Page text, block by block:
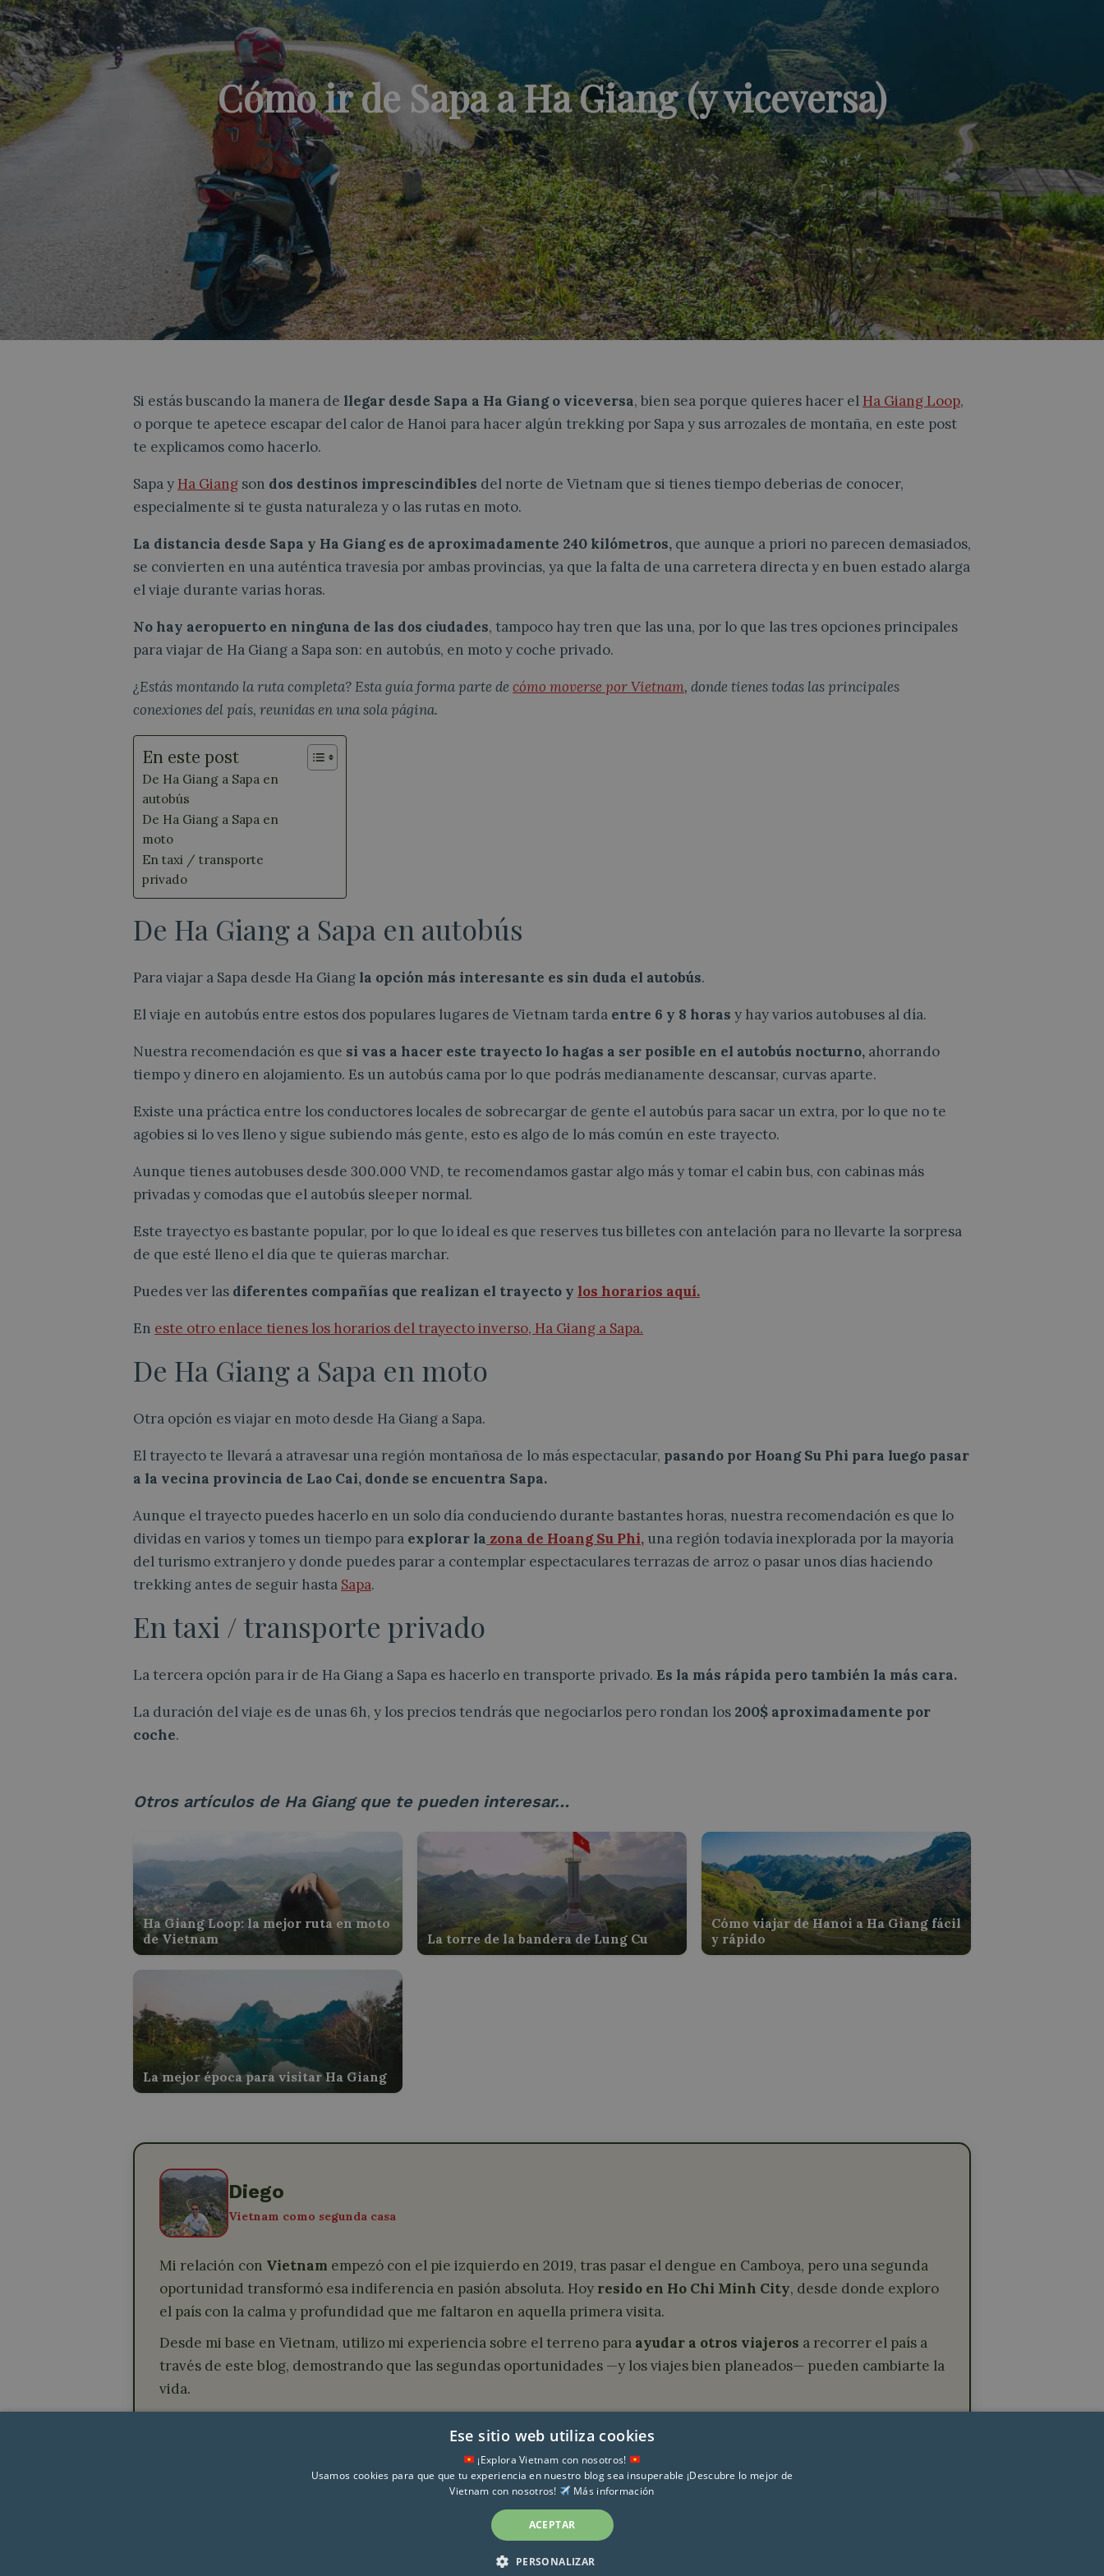
Cómo ir de Sapa a Ha Giang (y viceversa)
Si estás buscando la manera de llegar desde Sapa a Ha Giang o viceversa, bien sea porque quieres hacer el Ha Giang Loop,
o porque te apetece escapar del calor de Hanoi para hacer algún trekking por Sapa y sus arrozales de montaña, en este post
te explicamos como hacerlo.
Sapa y Ha Giang son dos destinos imprescindibles del norte de Vietnam que si tienes tiempo deberias de conocer,
especialmente si te gusta naturaleza y o las rutas en moto.
La distancia desde Sapa y Ha Giang es de aproximadamente 240 kilómetros, que aunque a priori no parecen demasiados,
se convierten en una auténtica travesía por ambas provincias, ya que la falta de una carretera directa y en buen estado alarga
el viaje durante varias horas.
No hay aeropuerto en ninguna de las dos ciudades, tampoco hay tren que las una, por lo que las tres opciones principales
para viajar de Ha Giang a Sapa son: en autobús, en moto y coche privado.
¿Estás montando la ruta completa? Esta guía forma parte de cómo moverse por Vietnam, donde tienes todas las principales
conexiones del país, reunidas en una sola página.
En este post
De Ha Giang a Sapa en
autobús
De Ha Giang a Sapa en
moto
En taxi / transporte
privado
De Ha Giang a Sapa en autobús
Para viajar a Sapa desde Ha Giang la opción más interesante es sin duda el autobús.
El viaje en autobús entre estos dos populares lugares de Vietnam tarda entre 6 y 8 horas y hay varios autobuses al día.
Nuestra recomendación es que si vas a hacer este trayecto lo hagas a ser posible en el autobús nocturno, ahorrando
tiempo y dinero en alojamiento. Es un autobús cama por lo que podrás medianamente descansar, curvas aparte.
Existe una práctica entre los conductores locales de sobrecargar de gente el autobús para sacar un extra, por lo que no te
agobies si lo ves lleno y sigue subiendo más gente, esto es algo de lo más común en este trayecto.
Aunque tienes autobuses desde 300.000 VND, te recomendamos gastar algo más y tomar el cabin bus, con cabinas más
privadas y comodas que el autobús sleeper normal.
Este trayectyo es bastante popular, por lo que lo ideal es que reserves tus billetes con antelación para no llevarte la sorpresa
de que esté lleno el día que te quieras marchar.
Puedes ver las diferentes compañías que realizan el trayecto y los horarios aquí.
En este otro enlace tienes los horarios del trayecto inverso, Ha Giang a Sapa.
De Ha Giang a Sapa en moto
Otra opción es viajar en moto desde Ha Giang a Sapa.
El trayecto te llevará a atravesar una región montañosa de lo más espectacular, pasando por Hoang Su Phi para luego pasar
a la vecina provincia de Lao Cai, donde se encuentra Sapa.
Aunque el trayecto puedes hacerlo en un solo día conduciendo durante bastantes horas, nuestra recomendación es que lo
dividas en varios y tomes un tiempo para explorar la zona de Hoang Su Phi, una región todavía inexplorada por la mayoría
del turismo extranjero y donde puedes parar a contemplar espectaculares terrazas de arroz o pasar unos días haciendo
trekking antes de seguir hasta Sapa.
En taxi / transporte privado
La tercera opción para ir de Ha Giang a Sapa es hacerlo en transporte privado. Es la más rápida pero también la más cara.
La duración del viaje es de unas 6h, y los precios tendrás que negociarlos pero rondan los 200$ aproximadamente por
coche.
Otros artículos de Ha Giang que te pueden interesar…
Ha Giang Loop: la mejor ruta en moto
de Vietnam
La torre de la bandera de Lung Cu
Cómo viajar de Hanoi a Ha Giang fácil
y rápido
La mejor época para visitar Ha Giang
Diego
Vietnam como segunda casa
Mi relación con Vietnam empezó con el pie izquierdo en 2019, tras pasar el dengue en Camboya, pero una segunda
oportunidad transformó esa indiferencia en pasión absoluta. Hoy resido en Ho Chi Minh City, desde donde exploro
el país con la calma y profundidad que me faltaron en aquella primera visita.
Desde mi base en Vietnam, utilizo mi experiencia sobre el terreno para ayudar a otros viajeros a recorrer el país a
través de este blog, demostrando que las segundas oportunidades —y los viajes bien planeados— pueden cambiarte la
vida.
por Vietnam y otros muchos países.
Aviso Legal|Política de Cookies
Ese sitio web utiliza cookies
¡Explora Vietnam con nosotros!
Usamos cookies para que que tu experiencia en nuestro blog sea insuperable ¡Descubre lo mejor de
Vietnam con nosotros!
Más información
ACEPTAR
PERSONALIZAR